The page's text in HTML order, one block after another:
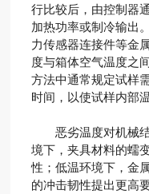
行比较后，由控制器
加热功率或制冷输出
力传感器连接件等金
度与箱体空气温度之
方法中通常规定试样
时间，以使试样内部
恶劣温度对机械结
境下，夹具材料的蠕
性；低温环境下，金
的冲击韧性提出更高